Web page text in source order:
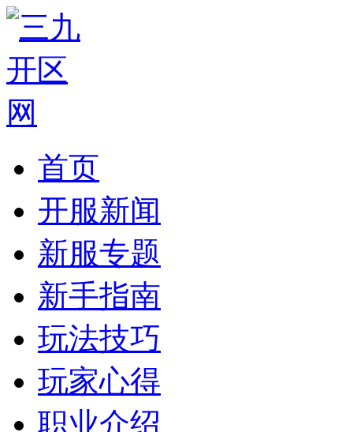
首页
开服新闻
新服专题
新手指南
玩法技巧
玩家心得
职业介绍